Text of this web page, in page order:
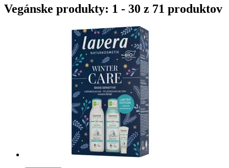
Vegánske produkty: 1 - 30 z 71 produktov